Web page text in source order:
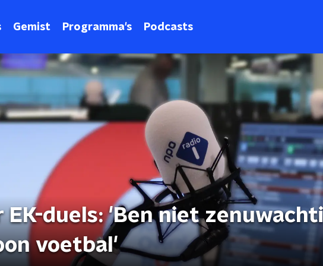
Gemist Programma's Podcasts
EK-duels: 'Ben niet
voetbal'